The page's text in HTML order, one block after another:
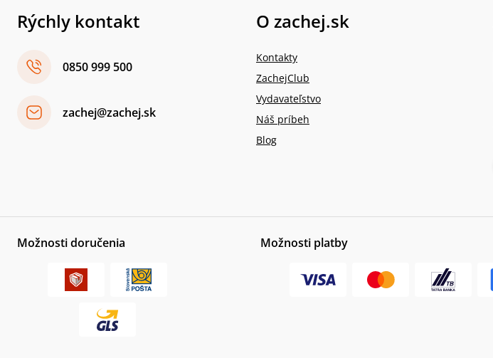
Rýchly kontakt
0850 999 500
zachej@zachej.sk
O zachej.sk
Kontakty
ZachejClub
Vydavateľstvo
Náš príbeh
Blog
Možnosti doručenia Možnosti platby